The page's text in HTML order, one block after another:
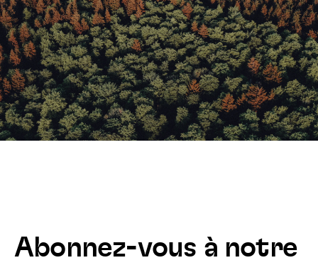
Abonnez-vous à notre